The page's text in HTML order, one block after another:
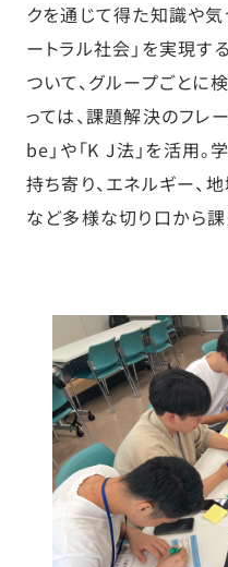
クを通じて得た知識や気
ートラル社会」を実現
ついて、グループごとに
っては、課題解決のフレ
be」や「K J法」を活用
持ち寄り、エネルギー、
など多様な切り口から課